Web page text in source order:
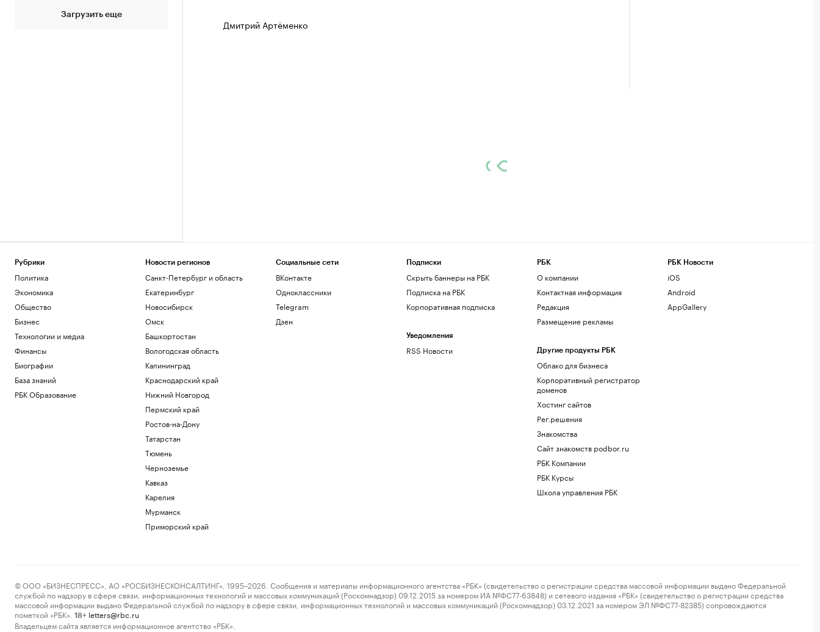
Загрузить еще
Дмитрий Артёменко
Рубрики
Политика
Экономика
Общество
Бизнес
Технологии и медиа
Финансы
Биографии
База знаний
РБК Образование
Новости регионов
Санкт-Петербург и область
Екатеринбург
Новосибирск
Омск
Башкортостан
Вологодская область
Калининград
Краснодарский край
Нижний Новгород
Пермский край
Ростов-на-Дону
Татарстан
Тюмень
Черноземье
Кавказ
Карелия
Мурманск
Приморский край
Социальные сети
ВКонтакте
Одноклассники
Telegram
Дзен
Подписки
Скрыть баннеры на РБК
Подписка на РБК
Корпоративная подписка
Уведомления
RSS Новости
РБК
О компании
Контактная информация
Редакция
Размещение рекламы
Другие продукты РБК
Облако для бизнеса
Корпоративный регистратор
доменов
Хостинг сайтов
Рег.решения
Знакомства
Сайт знакомств podbor.ru
РБК Компании
РБК Курсы
Школа управления РБК
РБК Новости
iOS
Android
AppGallery
© ООО «БИЗНЕСПРЕСС», АО «РОСБИЗНЕСКОНСАЛТИНГ», 1995–2026. Сообщения и материалы информационного агентства «РБК» (свидетельство о регистрации средства массовой информации выдано Федеральной
службой по надзору в сфере связи, информационных технологий и массовых коммуникаций (Роскомнадзор) 09.12.2015 за номером ИА №ФС77-63848) и сетевого издания «РБК» (свидетельство о регистрации средства
массовой информации выдано Федеральной службой по надзору в сфере связи, информационных технологий и массовых коммуникаций (Роскомнадзор) 03.12.2021 за номером ЭЛ №ФС77-82385) сопровождаются
пометкой «РБК».
18+ letters@rbc.ru
Владельцем сайта является информационное агентство «РБК».